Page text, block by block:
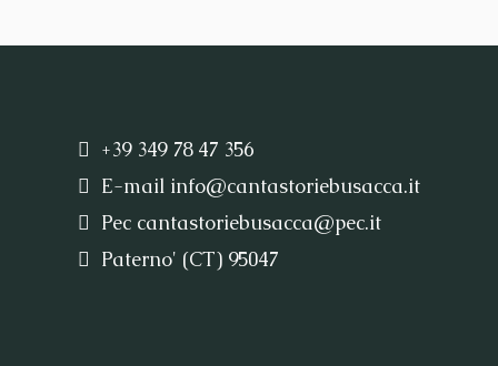
+39 349 78 47 356
E-mail info@cantastoriebusacca.it
Pec cantastoriebusacca@pec.it
Paterno' (CT) 95047